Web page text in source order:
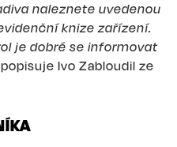
naleznete uvedenou
knize zařízení.
je dobré se informovat
popisuje Ivo Zabloudil ze